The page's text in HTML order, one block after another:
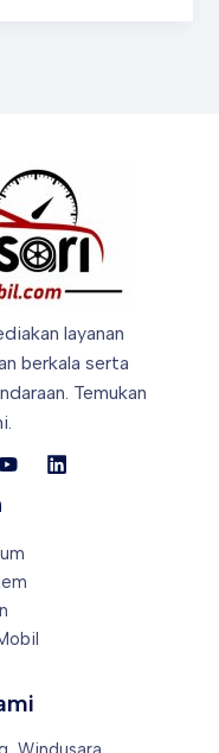
layanan
berkala serta
Temukan